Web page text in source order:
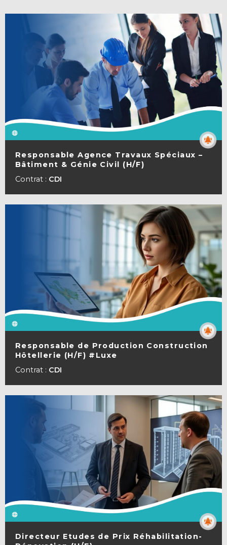
Responsable Agence Travaux Spéciaux –
Bâtiment & Génie Civil (H/F)
Contrat : CDI
Responsable de Production Construction
Hôtellerie (H/F) #Luxe
Contrat : CDI
Directeur Etudes de Prix Réhabilitation-